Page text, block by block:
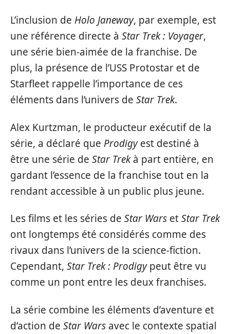
L’inclusion de Holo Janeway, par exemple, est
une référence directe à Star Trek : Voyager,
une série bien-aimée de la franchise. De
plus, la présence de l’USS Protostar et de
Starfleet rappelle l’importance de ces
éléments dans l’univers de Star Trek.
Alex Kurtzman, le producteur exécutif de la
série, a déclaré que Prodigyest destiné à
être une série de Star Trekà part entière, en
gardant l’essence de la franchise tout en la
rendant accessible à un public plus jeune.
Les films et les séries de Star Wars etStar Trek
ont longtemps été considérés comme des
rivaux dans l’univers de la science-fiction.
Cependant, Star Trek : Prodigypeut être vu
comme un pont entre les deux franchises.
La série combine les éléments d’aventure et
d’action de Star Wars avec le contexte spatial